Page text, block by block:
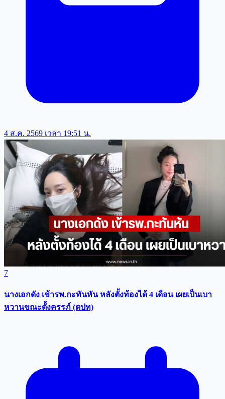
4 ส.ค. 2569 เวลา 19:51 น.
7
นางเอกดัง เข้ารพ.กะทันหัน หลังตั้งท้องได้ 4 เดือน เผยเป็นเบา
หวานขณะตั้งครรภ์ (ตปท)